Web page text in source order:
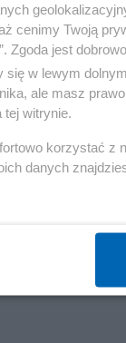
przywrócone,
cenimy Twoją
Zgoda jest
się w lewym
ale masz
tej witrynie.
korzystać z
danych